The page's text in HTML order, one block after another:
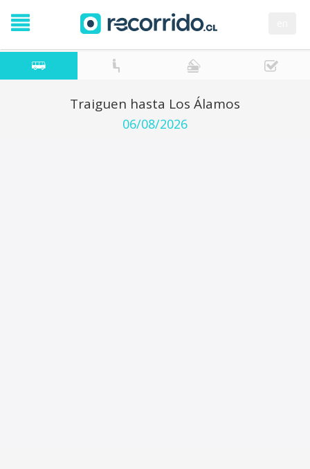
Traiguen hasta Los Álamos
06/08/2026